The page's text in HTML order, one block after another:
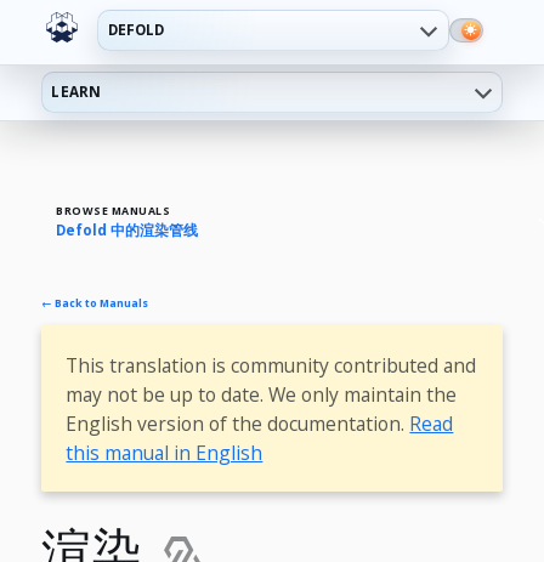
DEFOLD
LEARN
BROWSE MANUALS
Defold 中的渲染管线
← Back to Manuals
This translation is community contributed and
may not be up to date. We only maintain the
English version of the documentation. Read
this manual in English